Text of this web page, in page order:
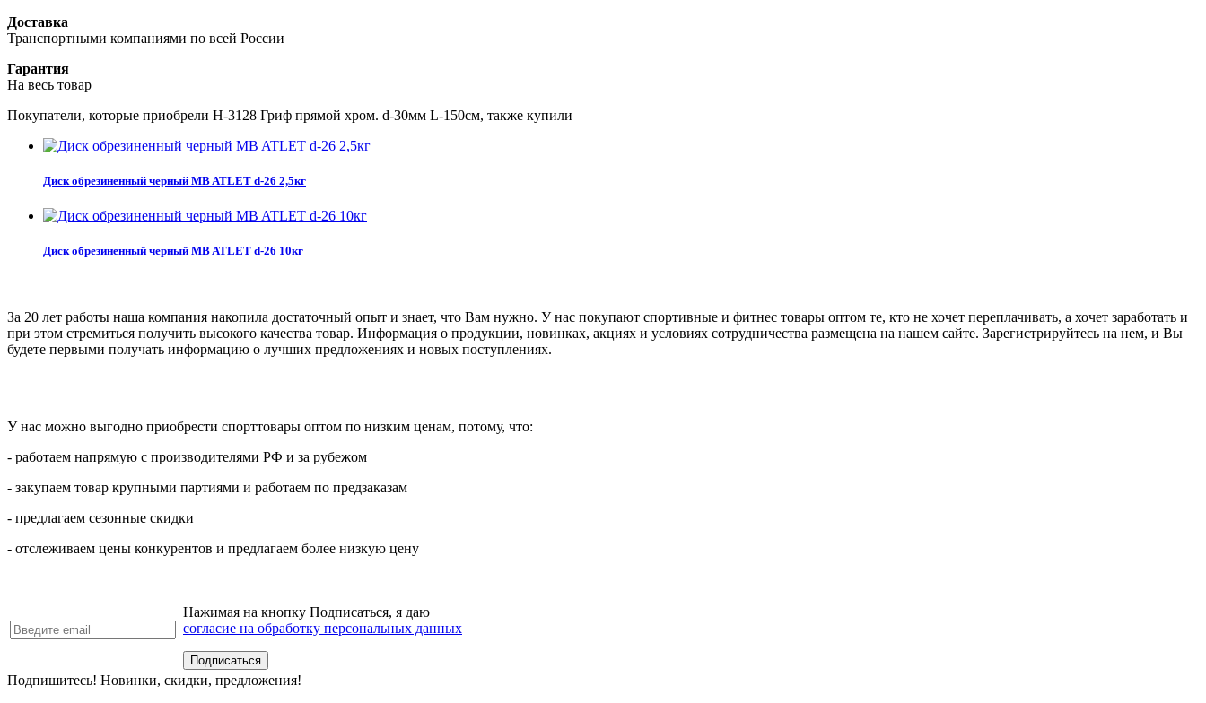
Доставка
Транспортными компаниями по всей России
Гарантия
На весь товар
Покупатели, которые приобрели H-3128 Гриф прямой хром. d-30мм L-150см, также купили
Диск обрезиненный черный MB ATLET d-26 2,5кг
Диск обрезиненный черный MB ATLET d-26 10кг
За 20 лет работы наша компания накопила достаточный опыт и знает, что Вам нужно. У нас покупают спортивные и фитнес товары оптом те, кто не хочет переплачивать, а хочет заработать и
при этом стремиться получить высокого качества товар. Информация о продукции, новинках, акциях и условиях сотрудничества размещена на нашем сайте. Зарегистрируйтесь на нем, и Вы
будете первыми получать информацию о лучших предложениях и новых поступлениях.
У нас можно выгодно приобрести спорттовары оптом по низким ценам, потому, что:
- работаем напрямую с производителями РФ и за рубежом
- закупаем товар крупными партиями и работаем по предзаказам
- предлагаем сезонные скидки
- отслеживаем цены конкурентов и предлагаем более низкую цену
Нажимая на кнопку Подписаться, я даю
согласие на обработку персональных данных
Подпишитесь! Новинки, скидки, предложения!